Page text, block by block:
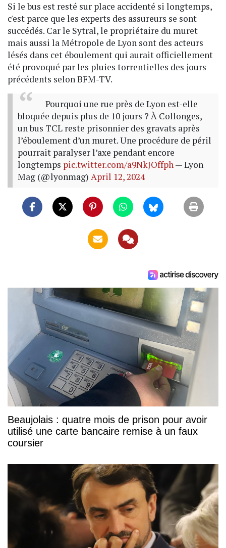
Si le bus est resté sur place accidenté si longtemps,
c'est parce que les experts des assureurs se sont
succédés. Car le Sytral, le propriétaire du muret
mais aussi la Métropole de Lyon sont des acteurs
lésés dans cet éboulement qui aurait officiellement
été provoqué par les pluies torrentielles des jours
précédents selon BFM-TV.
Pourquoi une rue près de Lyon est-elle
bloquée depuis plus de 10 jours ? À Collonges,
un bus TCL reste prisonnier des gravats après
l’éboulement d’un muret. Une procédure de péril
pourrait paralyser l’axe pendant encore
longtemps pic.twitter.com/a9NkJOffph— Lyon
Mag (@lyonmag) April 12, 2024
Beaujolais : quatre mois de prison pour avoir
utilisé une carte bancaire remise à un faux
coursier